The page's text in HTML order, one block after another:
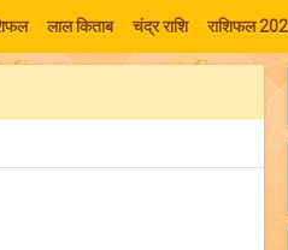
लाल किताब चंद्र राशि राशिफल